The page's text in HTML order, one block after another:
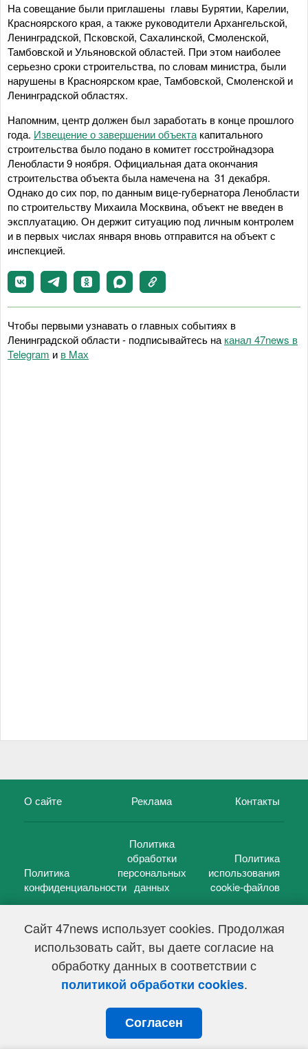
Сайт 47news использует cookies. Продолжая
использовать сайт, вы даете согласие на
обработку данных в соответствии с
политикой обработки cookies.
Согласен
На совещание были приглашены главы Бурятии, Карелии,
Красноярского края, а также руководители Архангельской,
Ленинградской, Псковской, Сахалинской, Смоленской,
Тамбовской и Ульяновской областей. При этом наиболее
серьезно сроки строительства, по словам министра, были
нарушены в Красноярском крае, Тамбовской, Смоленской и
Ленинградской областях.
Напомним, центр должен был заработать в конце прошлого
года. Извещение о завершении объекта капитального
строительства было подано в комитет госстройнадзора
Ленобласти 9 ноября. Официальная дата окончания
строительства объекта была намечена на 31 декабря.
Однако до сих пор, по данным вице-губернатора Ленобласти
по строительству Михаила Москвина, объект не введен в
эксплуатацию. Он держит ситуацию под личным контролем
и в первых числах января вновь отправится на объект с
инспекцией.
Чтобы первыми узнавать о главных событиях в
Ленинградской области - подписывайтесь на канал 47news в
Telegram и в Maх
О сайте Реклама Контакты
Политика
конфиденциальности
Политика
обработки
персональных
данных
Политика
использования
cookie-файлов
47 новостей (47 news)2005 — 2026 г.
Свидетельство о регистрации СМИ Эл № ФС 77-39848, выдано
Федеральной службой по надзору в сфере связи,
информационных технологий и массовых коммуникаций